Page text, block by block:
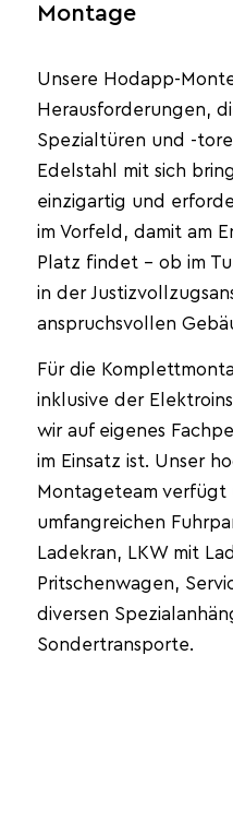
Montage
Unsere Hodapp-
Herausforderungen,
Spezialtüren und -
Edelstahl mit sich
einzigartig und
im Vorfeld, damit am
Platz findet – ob im
in der
anspruchsvollen
Für die
inklusive der
wir auf eigenes
im Einsatz ist. Unser
Montageteam verfügt
umfangreichen
Ladekran, LKW mit
Pritschenwagen,
diversen
Sondertransporte.